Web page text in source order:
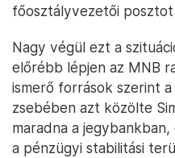
főosztályvezetői
Nagy végül ezt a
előrébb lépjen az MNB
ismerő források szerint
zsebében azt közölte
maradna a
a pénzügyi stabilitási